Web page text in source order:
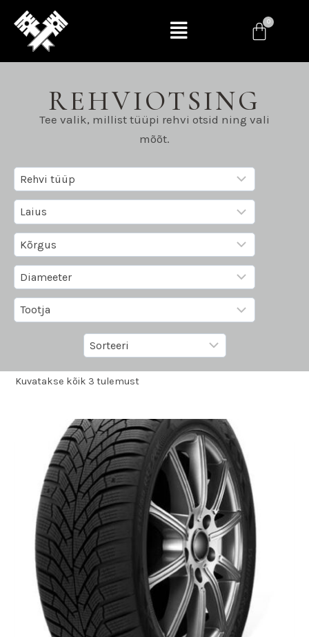
REHVIOTSING
Tee valik, millist tüüpi rehvi otsid ning vali
mõõt.
Kuvatakse kõik 3 tulemust